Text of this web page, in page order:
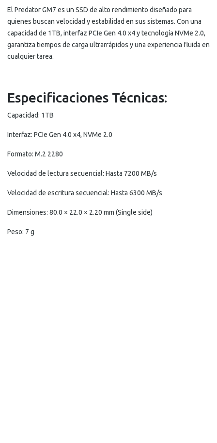
El Predator GM7 es un SSD de alto rendimiento diseñado para
quienes buscan velocidad y estabilidad en sus sistemas. Con una
capacidad de 1TB, interfaz PCIe Gen 4.0 x4 y tecnología NVMe 2.0,
garantiza tiempos de carga ultrarrápidos y una experiencia fluida en
cualquier tarea.
Especificaciones Técnicas:
Capacidad: 1TB
Interfaz: PCIe Gen 4.0 x4, NVMe 2.0
Formato: M.2 2280
Velocidad de lectura secuencial: Hasta 7200 MB/s
Velocidad de escritura secuencial: Hasta 6300 MB/s
Dimensiones: 80.0 × 22.0 × 2.20 mm (Single side)
Peso: 7 g